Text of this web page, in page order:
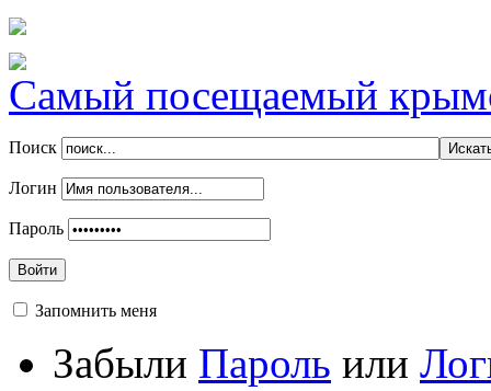
Самый посещаемый
Поиск
Логин
Пароль
Войти
Запомнить меня
Забыли Пароль или